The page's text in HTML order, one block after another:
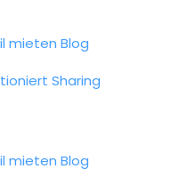
mieten Blog
Sharing
mieten Blog